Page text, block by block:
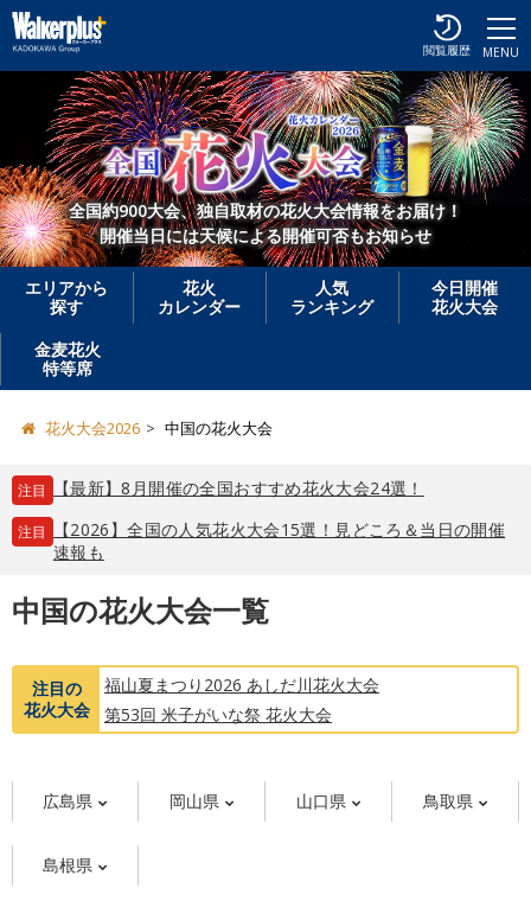
MENU
閲覧履歴
全国約900大会、独自取材の花火大会情報をお届け！
開催当日には天候による開催可否もお知らせ
エリアから
探す
花火
カレンダー
人気
ランキング
今日開催
花火大会
金麦花火
特等席
花火大会2026 中国の花火大会
注目 【最新】8月開催の全国おすすめ花火大会24選！
注目
【2026】全国の人気花火大会15選！見どころ＆当日の開催
速報も
中国の花火大会一覧
注目の
花火大会
福山夏まつり2026 あしだ川花火大会
第53回 米子がいな祭 花火大会
広島県 岡山県 山口県 鳥取県
島根県